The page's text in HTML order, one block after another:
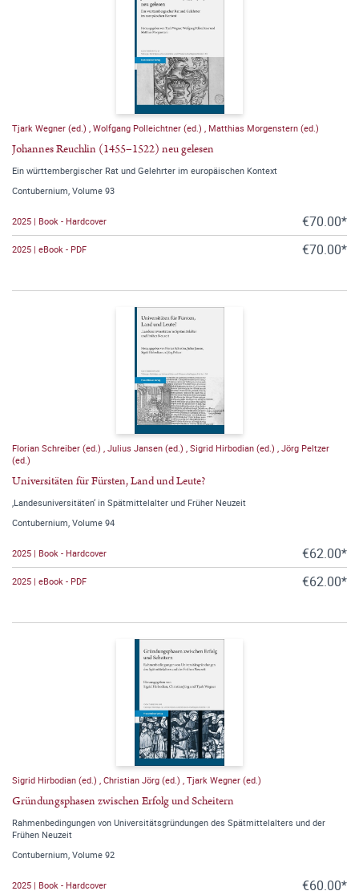
Tjark Wegner (ed.) Wolfgang Polleichtner (ed.) Matthias Morgenstern (ed.)
Johannes Reuchlin (1455–1522) neu gelesen
Ein württembergischer Rat und Gelehrter im europäischen Kontext
Contubernium, Volume 93
2025 | Book - Hardcover €70.00*
2025 | eBook - PDF €70.00*
Florian Schreiber (ed.) Julius Jansen (ed.) Sigrid Hirbodian (ed.) Jörg Peltzer
(ed.)
Universitäten für Fürsten, Land und Leute?
‚Landesuniversitäten‘ in Spätmittelalter und Früher Neuzeit
Contubernium, Volume 94
2025 | Book - Hardcover €62.00*
2025 | eBook - PDF €62.00*
Sigrid Hirbodian (ed.) Christian Jörg (ed.) Tjark Wegner (ed.)
Gründungsphasen zwischen Erfolg und Scheitern
Rahmenbedingungen von Universitätsgründungen des Spätmittelalters und der
Frühen Neuzeit
Contubernium, Volume 92
2025 | Book - Hardcover €60.00*